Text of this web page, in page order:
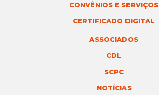
CONVÊNIOS E SERVIÇOS
CERTIFICADO DIGITAL
ASSOCIADOS
CDL
SCPC
NOTÍCIAS